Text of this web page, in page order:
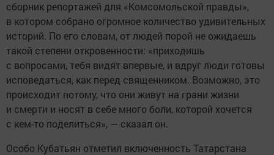
сборник репортажей для «Комсомольской правды»,
в котором собрано огромное количество удивительных
историй. По его словам, от людей порой не ожидаешь
такой степени откровенности: «приходишь
с вопросами, тебя видят впервые, и вдруг люди готовы
исповедаться, как перед священником. Возможно, это
происходит потому, что они живут на грани жизни
и смерти и носят в себе много боли, которой хочется
с кем-то поделиться», — сказал он.
Особо Кубатьян отметил включенность Татарстана